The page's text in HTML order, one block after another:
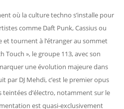
où la culture techno s’installe pour
comme Daft Punk, Cassius ou
et tournent à l’étranger au sommet
Touch », le groupe 113, avec son
une évolution majeure dans
par DJ Mehdi, c’est le premier opus
d’électro, notamment sur le
est quasi-exclusivement